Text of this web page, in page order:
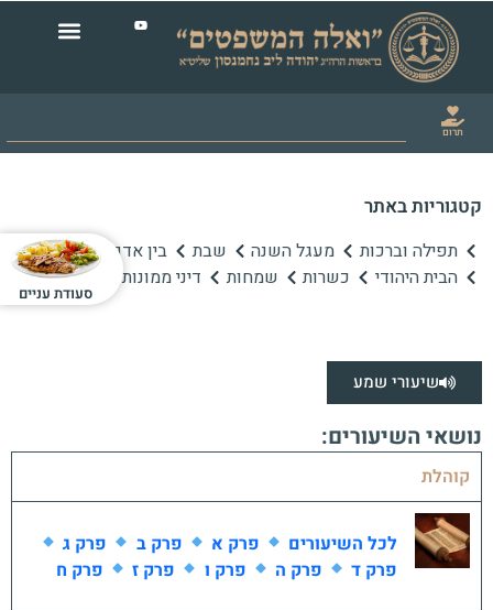
תרום
קטגוריות באתר
תפילה וברכות מעגל השנה שבת
בין אדם לחברו
הבית היהודי
כשרות שמחות דיני ממונות
שיעורי שמע
נושאי השיעורים:
קוהלת
לכל השיעורים פרק א פרק ב
פרק ג
פרק ד
פרק ה פרק ו פרק ז פרק ח
סעודת עניים